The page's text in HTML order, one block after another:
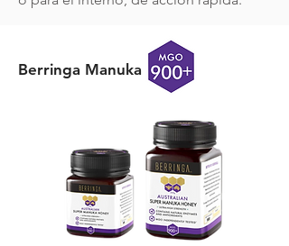
Berringa Manuka